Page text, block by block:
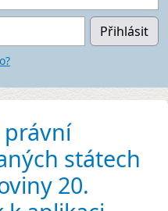
Přihlásit
státech
20.